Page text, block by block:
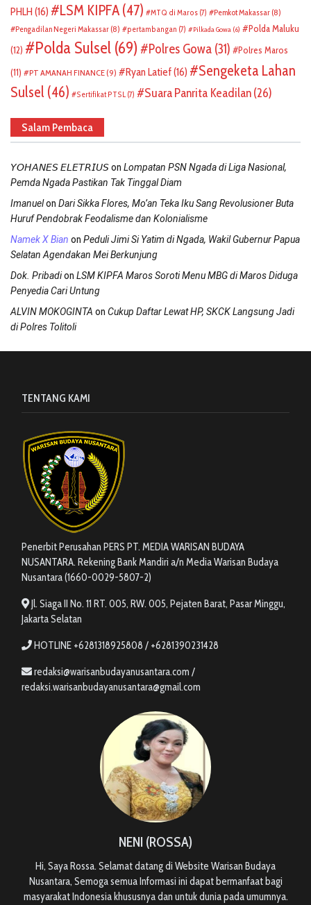
PHLH (16) LSM KIPFA (47) MTQ di Maros (7) Pemkot Makassar (8)
Pengadilan Negeri Makassar (8) pertambangan (7) Pilkada Gowa (6)
Polda Maluku
(12)
Polda Sulsel (69) Polres Gowa (31)
Polres Maros
(11)
PT AMANAH FINANCE(9) Ryan Latief(16)
Sengeketa Lahan
Sulsel (46) Sertifikat PTSL (7) Suara Panrita Keadilan(26)
Salam Pembaca
𝘠𝘖𝘏𝘈𝘕𝘌𝘚 𝘌𝘓𝘌𝘛𝘙𝘐𝘜𝘚on Lompatan PSN Ngada di Liga Nasional,
Pemda Ngada Pastikan Tak Tinggal Diam
Imanuelon Dari Sikka Flores, Mo’an Teka Iku Sang Revolusioner Buta
Huruf Pendobrak Feodalisme dan Kolonialisme
Namek X Bian on Peduli Jimi Si Yatim di Ngada, Wakil Gubernur Papua
Selatan Agendakan Mei Berkunjung
Dok. Pribadion LSM KIPFA Maros Soroti Menu MBG di Maros Diduga
Penyedia Cari Untung
ALVIN MOKOGINTA on Cukup Daftar Lewat HP, SKCK Langsung Jadi
di Polres Tolitoli
TENTANG KAMI
Penerbit Perusahan PERS PT. MEDIA WARISAN BUDAYA
NUSANTARA. Rekening Bank Mandiri a/n Media Warisan Budaya
Nusantara (1660-0029-5807-2)
Jl. Siaga II No. 11 RT. 005, RW. 005, Pejaten Barat, Pasar Minggu,
Jakarta Selatan
HOTLINE +6281318925808 / +6281390231428
redaksi@warisanbudayanusantara.com /
redaksi.warisanbudayanusantara@gmail.com
NENI (ROSSA)
Hi, Saya Rossa. Selamat datang di Website Warisan Budaya
Nusantara, Semoga semua Informasi ini dapat bermanfaat bagi
masyarakat Indonesia khususnya dan untuk dunia pada umumnya.